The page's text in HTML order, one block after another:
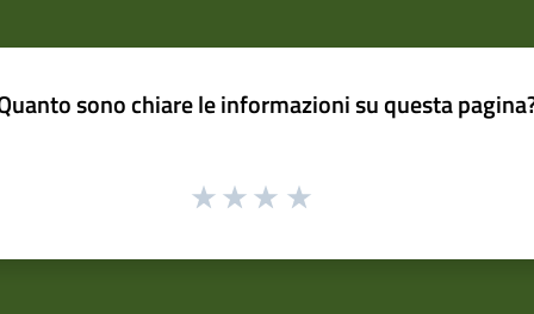
sono chiare le informazioni su questa